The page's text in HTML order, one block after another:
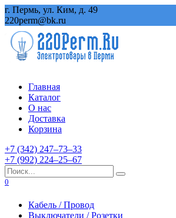
Перейти
к
содержанию
г. Пермь, ул. Ким, д. 49
220perm@bk.ru
Главная
Каталог
О нас
Доставка
Корзина
+7 (342) 247‒73‒33
+7 (992) 224‒25‒67
Search
for:
0
Кабель / Провод
Выключатели / Розетки